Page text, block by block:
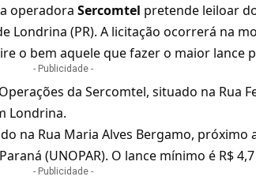
a operadoraSercomtel pretende leiloar
Londrina (PR). A licitação ocorrerá na
o bem aquele que fazer o maior lance
- Publicidade -
daSercomtel, situado na Rua
Londrina.
na Rua Maria Alves Bergamo, próximo
(UNOPAR). O lance mínimo é R$
- Publicidade -